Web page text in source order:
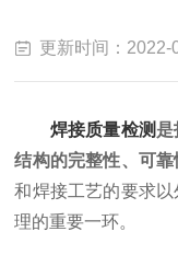
更新时间：2022-
焊接质量检测 是
结构的完整性、可靠
和焊接工艺的要求
理的重要一环。